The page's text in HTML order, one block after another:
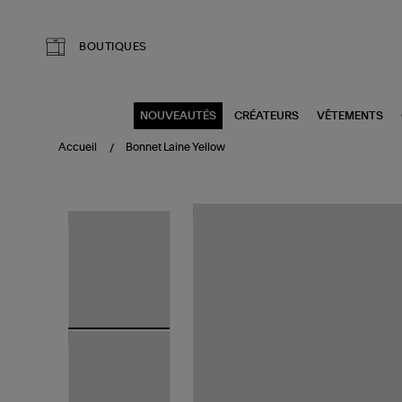
BOUTIQUES
NOUVEAUTÉS CRÉATEURS VÊTEMENTS
Accueil Bonnet Laine Yellow